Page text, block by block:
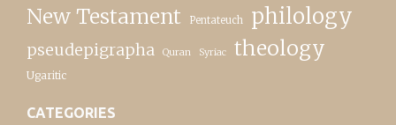
New Testament Pentateuch philology
pseudepigrapha Quran Syriac theology
Ugaritic
CATEGORIES